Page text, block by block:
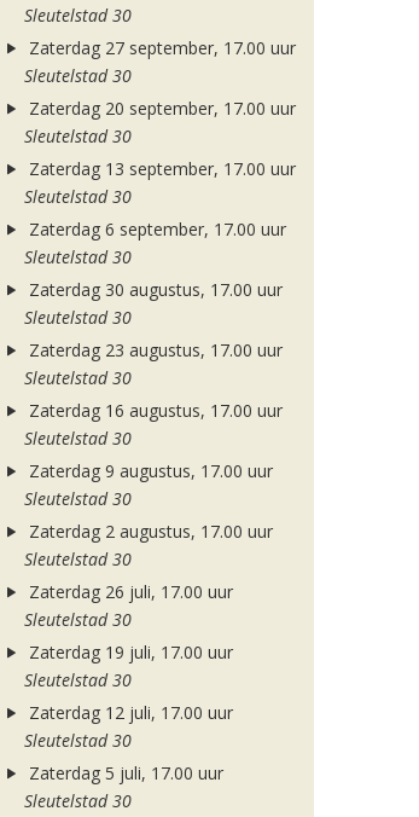
Sleutelstad 30
Zaterdag 27 september, 17.00 uur
Sleutelstad 30
Zaterdag 20 september, 17.00 uur
Sleutelstad 30
Zaterdag 13 september, 17.00 uur
Sleutelstad 30
Zaterdag 6 september, 17.00 uur
Sleutelstad 30
Zaterdag 30 augustus, 17.00 uur
Sleutelstad 30
Zaterdag 23 augustus, 17.00 uur
Sleutelstad 30
Zaterdag 16 augustus, 17.00 uur
Sleutelstad 30
Zaterdag 9 augustus, 17.00 uur
Sleutelstad 30
Zaterdag 2 augustus, 17.00 uur
Sleutelstad 30
Zaterdag 26 juli, 17.00 uur
Sleutelstad 30
Zaterdag 19 juli, 17.00 uur
Sleutelstad 30
Zaterdag 12 juli, 17.00 uur
Sleutelstad 30
Zaterdag 5 juli, 17.00 uur
Sleutelstad 30